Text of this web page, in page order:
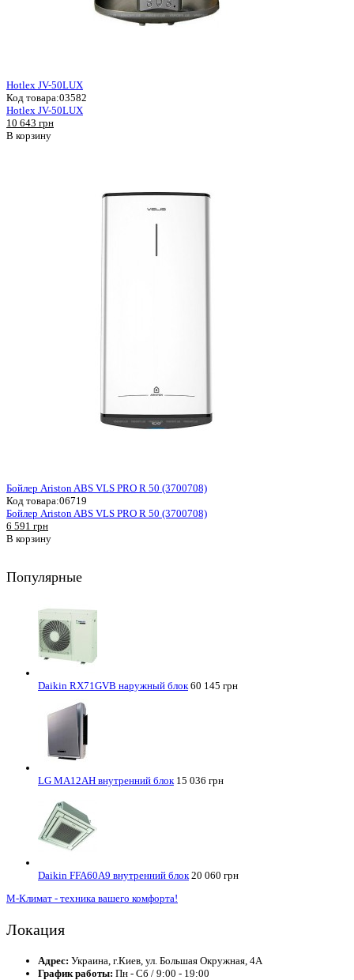
Hotlex JV-50LUX
Код товара:03582
Hotlex JV-50LUX
10 643 грн
В корзину
Бойлер Ariston ABS VLS PRO R 50 (3700708)
Код товара:06719
Бойлер Ariston ABS VLS PRO R 50 (3700708)
6 591 грн
В корзину
Популярные
Daikin RX71GVB наружный блок 60 145 грн
LG MA12AH внутренний блок 15 036 грн
Daikin FFA60A9 внутренний блок 20 060 грн
М-Климат - техника вашего комфорта!
Локация
Адрес: Украина, г.Киев, ул. Большая Окружная, 4А
График работы: Пн - Сб / 9:00 - 19:00